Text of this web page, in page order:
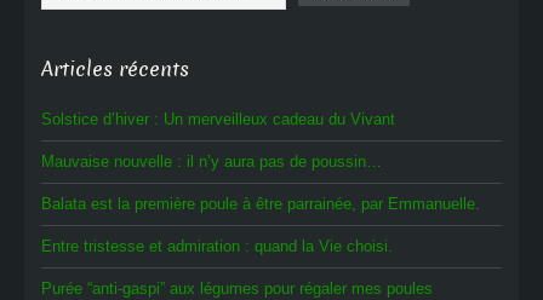
Articles récents
Solstice d’hiver : Un merveilleux cadeau du Vivant
Mauvaise nouvelle : il n’y aura pas de poussin…
Balata est la première poule à être parrainée, par Emmanuelle.
Entre tristesse et admiration : quand la Vie choisi.
Purée “anti-gaspi” aux légumes pour régaler mes poules